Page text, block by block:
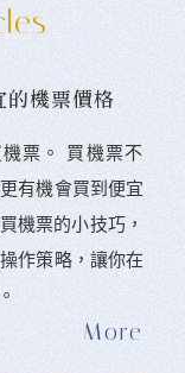
的機票價格
票。 󠀠買機票不
有機會買到便宜
機票的小技巧，
作策略，讓你在